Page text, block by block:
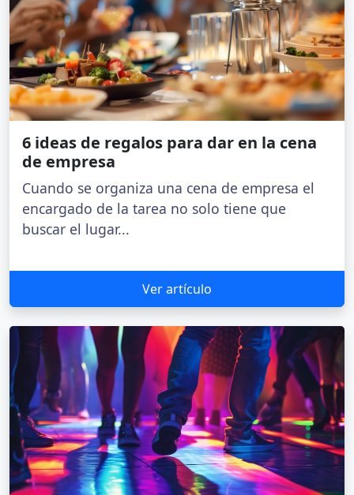
6 ideas de regalos para dar en la cena
de empresa
Cuando se organiza una cena de empresa el
encargado de la tarea no solo tiene que
buscar el lugar...
Ver artículo